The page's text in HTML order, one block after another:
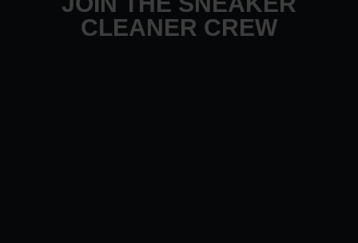
CLEANER CREW